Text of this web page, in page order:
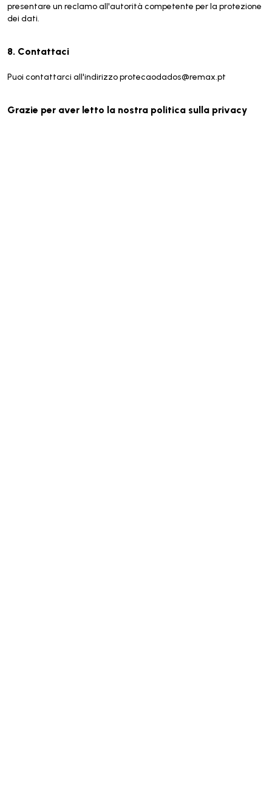
presentare un reclamo all'autorità competente per la protezione
dei dati.
8. Contattaci
Puoi contattarci all'indirizzo protecaodados@remax.pt
Grazie per aver letto la nostra politica sulla privacy